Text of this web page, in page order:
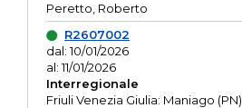
Peretto, Roberto
R2607002
dal: 10/01/2026
al: 11/01/2026
Interregionale
Friuli Venezia Giulia: Maniago (PN)